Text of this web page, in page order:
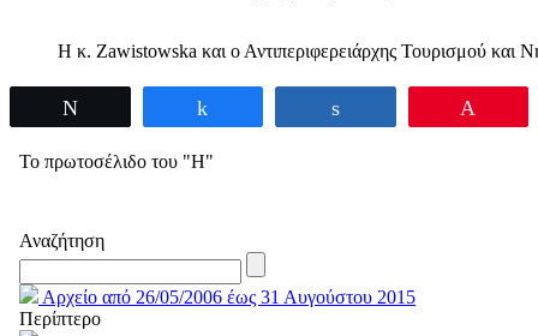
Η κ. Zawistowska και ο Αντιπεριφερειάρχης Τουρισμού και
Το πρωτοσέλιδο του "Η"
Αναζήτηση
Αρχείο από 26/05/2006 έως 31 Αυγούστου 2015
Περίπτερο